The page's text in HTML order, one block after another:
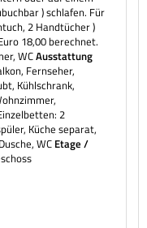
) schlafen. Für
2 Handtücher )
18,00 berechnet.
WCAusstattung
Fernseher,
Kühlschrank,
2
Küche separat,
WC Etage /